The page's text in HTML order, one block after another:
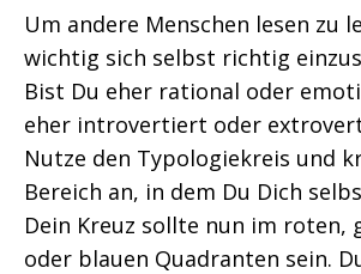
Um andere Menschen lesen zu
wichtig sich selbst richtig
Bist Du eher rational oder
eher introvertiert oder
Nutze den Typologiekreis und
Bereich an, in dem Du Dich
Dein Kreuz sollte nun im roten,
oder blauen Quadranten sein.